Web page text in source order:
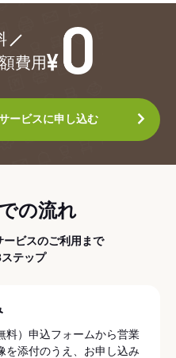
費用
ービスに申し込む
の流れ
ビスのご利用まで
テップ
料）申込フォームから営業
を添付のうえ、お申し込み